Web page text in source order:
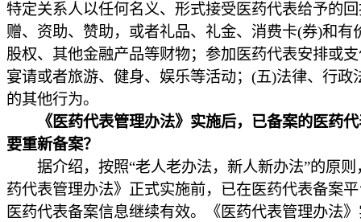
特定关系人以任何名义、形式接受医药代表给予的
赠、资助、赞助，或者礼品、礼金、消费卡(券)和有
股权、其他金融产品等财物；参加医药代表安排或
宴请或者旅游、健身、娱乐等活动；(五)法律、行政
的其他行为。
《医药代表管理办法》实施后，已备案的医药
要重新备案？
据介绍，按照“老人老办法，新人新办法”的原则
药代表管理办法》正式实施前，已在医药代表备案
医药代表备案信息继续有效。《医药代表管理办法